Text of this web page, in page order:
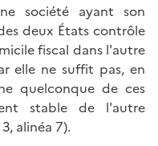
société ayant son
deux États contrôle
fiscal dans l'autre
elle ne suffit pas, en
quelconque de ces
stable de l'autre
alinéa 7).